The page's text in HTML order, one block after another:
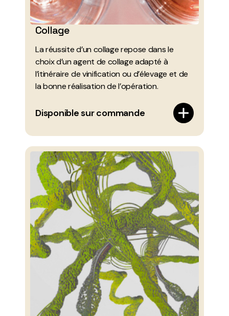
Collage
La réussite d’un collage repose dans le
choix d’un agent de collage adapté à
l’itinéraire de vinification ou d’élevage et de
la bonne réalisation de l’opération.
Disponible sur commande